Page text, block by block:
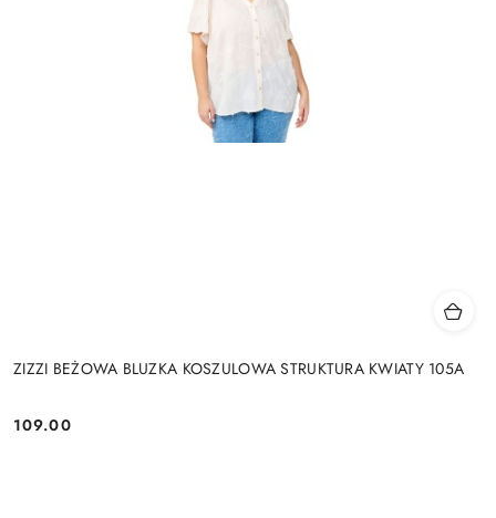
ZIZZI BEŻOWA BLUZKA KOSZULOWA STRUKTURA KWIATY 105A
Cena:
109.00